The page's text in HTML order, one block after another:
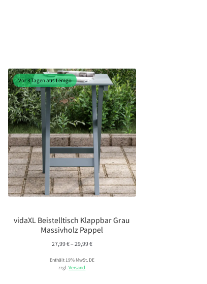
Vor 3 Tagen aus Lemgo
vidaXL Beistelltisch Klappbar Grau
Massivholz Pappel
27,99€– 29,99€Preisspanne:
bis
Enthält 19% MwSt. DE
zzgl.Versand